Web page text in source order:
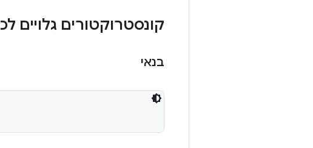
קונסטרוקטורים גלויים
בנאי